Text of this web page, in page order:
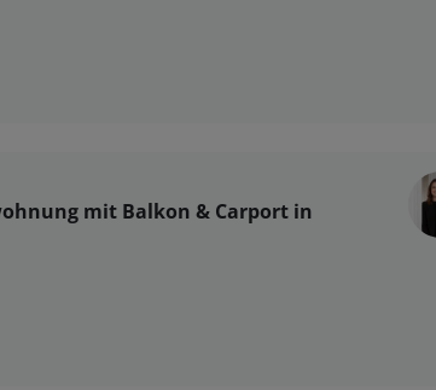
mit Balkon & Carport in